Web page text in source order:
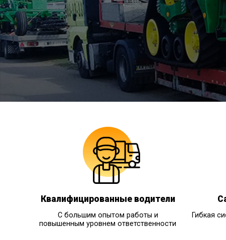
Квалифицированные водители
С большим опытом работы и
повышенным уровнем ответственности
Гибкая